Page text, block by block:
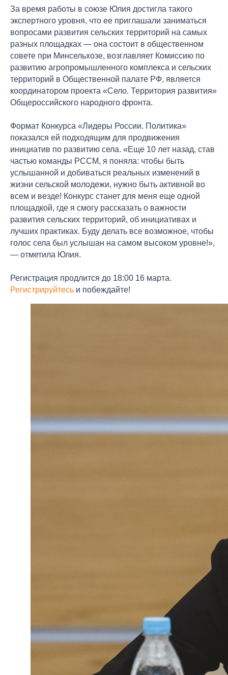
За время работы в союзе Юлия достигла такого
экспертного уровня, что ее приглашали заниматься
вопросами развития сельских территорий на самых
разных площадках — она состоит в общественном
совете при Минсельхозе, возглавляет Комиссию по
развитию агропромышленного комплекса и сельских
территорий в Общественной палате РФ, является
координатором проекта «Село. Территория развития»
Общероссийского народного фронта.
Формат Конкурса «Лидеры России. Политика»
показался ей подходящим для продвижения
инициатив по развитию села. «Еще 10 лет назад, став
частью команды РССМ, я поняла: чтобы быть
услышанной и добиваться реальных изменений в
жизни сельской молодежи, нужно быть активной во
всем и везде! Конкурс станет для меня еще одной
площадкой, где я смогу рассказать о важности
развития сельских территорий, об инициативах и
лучших практиках. Буду делать все возможное, чтобы
голос села был услышан на самом высоком уровне!»,
— отметила Юлия.
Регистрация продлится до 18:00 16 марта.
Регистрируйтесь и побеждайте!